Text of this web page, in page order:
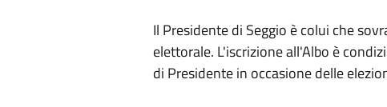
Il Presidente di Seggio è colui che
elettorale. L'iscrizione all'Albo è
di Presidente in occasione delle